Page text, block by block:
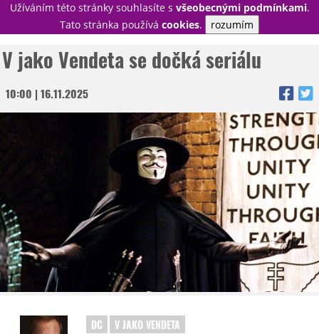
Užíváním této stránky souhlasíte s všeobecnými podmínkami.
Tato stránka používá cookies. rozumím
PŘIHLÁSIT
NOVINKY
RECENZE
EPIZODY
KULT
TRAILERY
GALERIE
DISKUZE
STATISTIKY
TIRÁŽ
V jako Vendeta se dočká seriálu
10:00 | 16.11.2025
DC V JAKO VENDETA